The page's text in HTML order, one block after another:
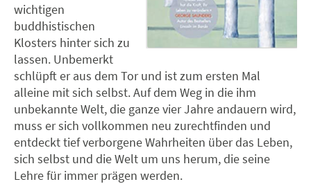
wichtigen
buddhistischen
Klosters hinter sich zu
lassen. Unbemerkt
schlüpft er aus dem Tor und ist zum ersten Mal
alleine mit sich selbst. Auf dem Weg in die ihm
unbekannte Welt, die ganze vier Jahre andauern wird,
muss er sich vollkommen neu zurechtfinden und
entdeckt tief verborgene Wahrheiten über das Leben,
sich selbst und die Welt um uns herum, die seine
Lehre für immer prägen werden.